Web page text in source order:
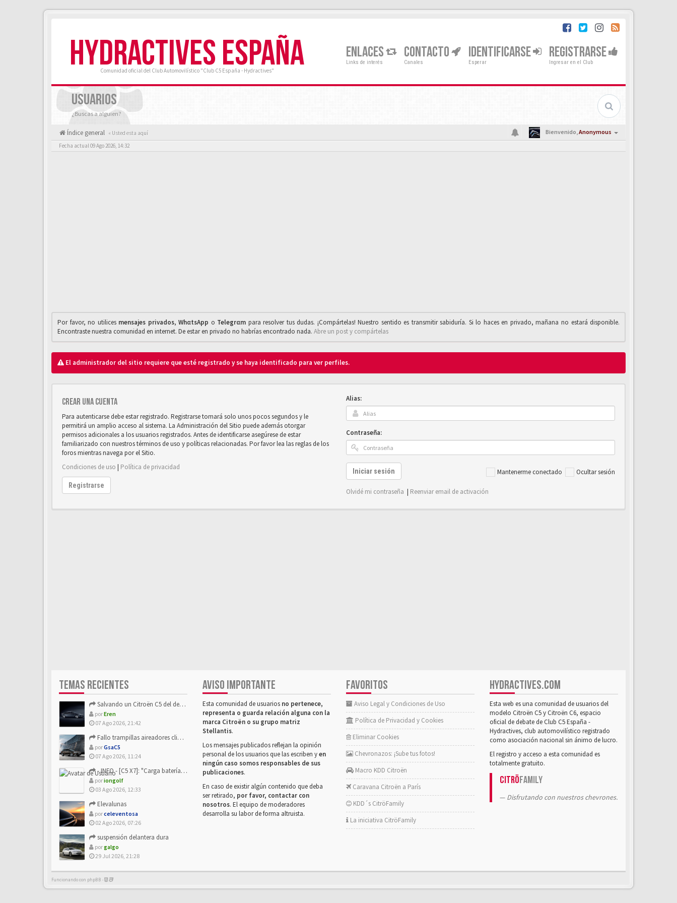
HYDRACTIVES ESPAÑA
Comunidad oficial del Club Automovilístico "Club C5 España - Hydractives"
ENLACES
Links de interés
CONTACTO
Canales
IDENTIFICARSE
Esperar
REGISTRARSE
Ingresar en el Club
USUARIOS
¿Buscas a alguien?
Índice general « Usted esta aquí Bienvenido,Anonymous
Fecha actual 09 Ago 2026, 14:32
Por favor, no utilices mensajes privados,WhαtsApp o Telegrαm para resolver tus dudas. ¡Compártelas! Nuestro sentido es transmitir sabiduría. Si lo haces en privado, mañana no estará disponible.
Encontraste nuestra comunidad en internet. De estar en privado no habrías encontrado nada. Abre un post y compártelas
El administrador del sitio requiere que esté registrado y se haya identificado para ver perfiles.
Crear una cuenta
Para autenticarse debe estar registrado. Registrarse tomará solo unos pocos segundos y le
permitirá un amplio acceso al sistema. La Administración del Sitio puede además otorgar
permisos adicionales a los usuarios registrados. Antes de identificarse asegúrese de estar
familiarizado con nuestros términos de uso y políticas relacionadas. Por favor lea las reglas de los
foros mientras navega por el Sitio.
Condiciones de uso | Política de privacidad
Registrarse
Alias:
Contraseña:
Mantenerme conectado Ocultar sesión
Iniciar sesión
Olvidé mi contraseña | Reenviar email de activación
TEMAS RECIENTES
Salvando un Citroën C5 del desguace: Presentación y seguimiento
porEren
07 Ago 2026, 21:42
Fallo trampillas aireadores climatizador
porGsaC5
07 Ago 2026, 11:24
- INFO - [C5 X7]: "Carga batería o alimentación eléctri...
poriongolf
03 Ago 2026, 12:33
Elevalunas
porceleventosa
02 Ago 2026, 07:26
suspensión delantera dura
porgalgo
29 Jul 2026, 21:28
AVISO IMPORTANTE
Esta comunidad de usuarios no pertenece,
representa o guarda relación alguna con la
marca Citroën o su grupo matriz
Stellantis.
Los mensajes publicados reflejan la opinión
personal de los usuarios que las escriben yen
ningún caso somos responsables de sus
publicaciones.
En caso de existir algún contenido que deba
ser retirado, por favor, contactar con
nosotros. El equipo de moderadores
desarrolla su labor de forma altruista.
FAVORITOS
Aviso Legal y Condiciones de Uso
Política de Privacidad y Cookies
Eliminar Cookies
Chevronazos: ¡Sube tus fotos!
Macro KDD Citroën
Caravana Citroën a París
KDD´s CitröFamily
La iniciativa CitröFamily
HYDRACTIVES.COM
Esta web es una comunidad de usuarios del
modelo Citroën C5 y Citroën C6, espacio
oficial de debate de Club C5 España -
Hydractives, club automovilístico registrado
como asociación nacional sin ánimo de lucro.
El registro y acceso a esta comunidad es
totalmente gratuito.
CitröFamily
Disfrutando con nuestros chevrones.
Funcionando con phpBB -